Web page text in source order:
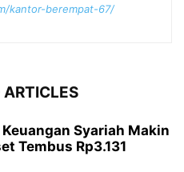
kantor-berempat-67/
ARTICLES
Syariah Makin
Tembus Rp3.131